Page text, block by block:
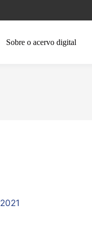
Sobre o acervo digital
2021